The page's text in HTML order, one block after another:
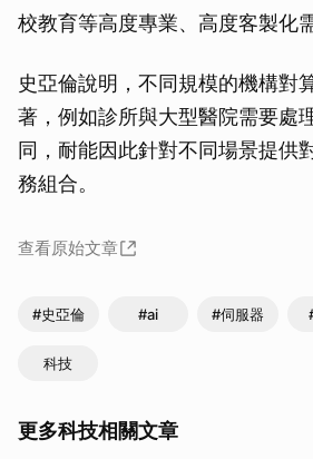
校教育等高度專業、高度客製化
史亞倫說明，不同規模的機構對
著，例如診所與大型醫院需要處
同，耐能因此針對不同場景提供
務組合。
查看原始文章
#史亞倫 #ai #伺服器
科技
更多科技相關文章